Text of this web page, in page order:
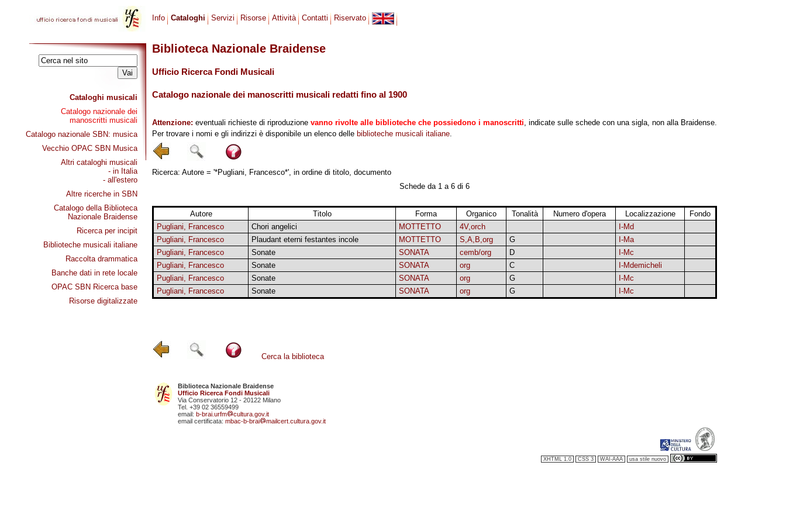
Cataloghi musicali
Catalogo nazionale dei
manoscritti musicali
Catalogo nazionale SBN: musica
Vecchio OPAC SBN Musica
Altri cataloghi musicali
- in Italia
- all'estero
Altre ricerche in SBN
Catalogo della Biblioteca
Nazionale Braidense
Ricerca per incipit
Biblioteche musicali italiane
Raccolta drammatica
Banche dati in rete locale
OPAC SBN Ricerca base
Risorse digitalizzate
Info Cataloghi Servizi Risorse Attività Contatti Riservato
Biblioteca Nazionale Braidense
Ufficio Ricerca Fondi Musicali
Catalogo nazionale dei manoscritti musicali redatti fino al 1900
Attenzione: eventuali richieste di riproduzione vanno rivolte alle biblioteche che possiedono i manoscritti, indicate sulle schede con una sigla, non alla Braidense.
Per trovare i nomi e gli indirizzi è disponibile un elenco delle biblioteche musicali italiane.
Ricerca: Autore = '*Pugliani, Francesco*', in ordine di titolo, documento
Schede da 1 a 6 di 6
Autore Titolo Forma Organico Tonalità Numero d'opera Localizzazione
Fondo
Pugliani, Francesco
Chori angelici MOTTETTO 4V,orch
I-Md
Pugliani, Francesco
Plaudant eterni festantes incole MOTTETTO S,A,B,org G
I-Ma
Pugliani, Francesco
Sonate SONATA cemb/org D
I-Mc
Pugliani, Francesco
Sonate SONATA org C
I-Mdemicheli
Pugliani, Francesco
Sonate SONATA org G
I-Mc
Pugliani, Francesco
Sonate SONATA org G I-Mc
Cerca la biblioteca
Biblioteca Nazionale Braidense
Ufficio Ricerca Fondi Musicali
Via Conservatorio 12 - 20122 Milano
Tel. +39 02 36559499
email: b-brai.urfm
cultura.gov.it
email certificata: mbac-b-brai mailcert.cultura.gov.it
XHTML 1.0 CSS 3 WAI-AAA usa stile nuovo